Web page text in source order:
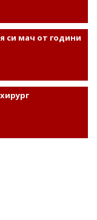
си мач от години